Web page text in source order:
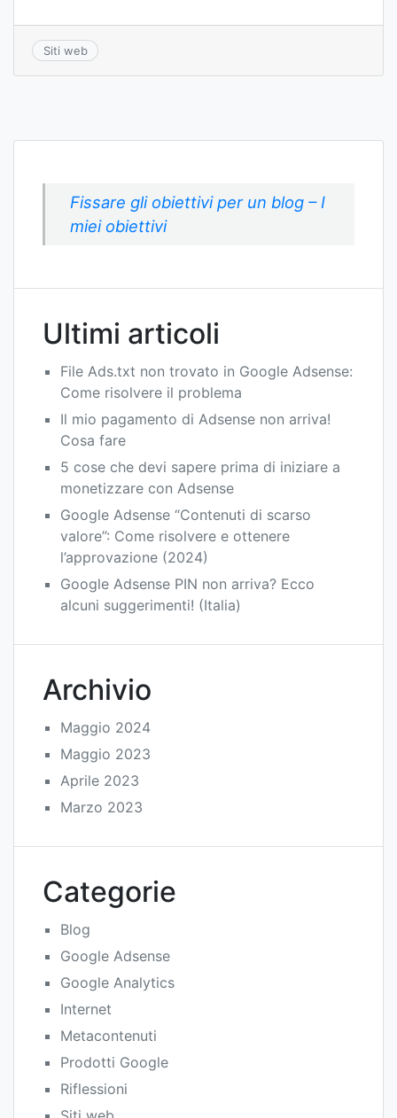
Siti web
Fissare gli obiettivi per un blog – I
miei obiettivi
Ultimi articoli
File Ads.txt non trovato in Google Adsense:
Come risolvere il problema
Il mio pagamento di Adsense non arriva!
Cosa fare
5 cose che devi sapere prima di iniziare a
monetizzare con Adsense
Google Adsense “Contenuti di scarso
valore”: Come risolvere e ottenere
l’approvazione (2024)
Google Adsense PIN non arriva? Ecco
alcuni suggerimenti! (Italia)
Archivio
Maggio 2024
Maggio 2023
Aprile 2023
Marzo 2023
Categorie
Blog
Google Adsense
Google Analytics
Internet
Metacontenuti
Prodotti Google
Riflessioni